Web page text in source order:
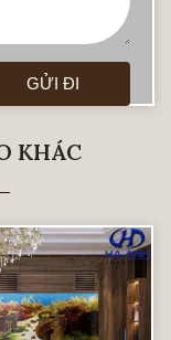
KHÁC